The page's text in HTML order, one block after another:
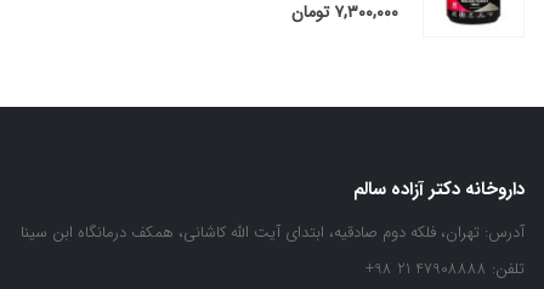
۷,۳۰۰,۰۰۰ تومان
داروخانه دکتر آزاده سالم
آدرس: تهران، فلکه دوم صادقیه، ابتدای آیت الله کاشانی، همکف درمانگاه ابن سینا
تلفن: 47908888 21 98+